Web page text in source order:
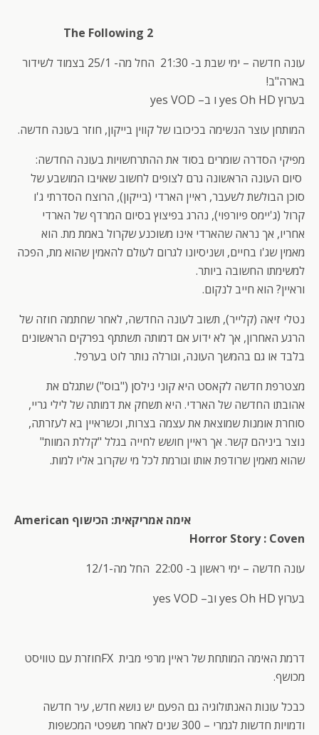
The Following 2
עונה חדשה – ימי שבת ב- 21:30 החל מה- 25/1 בצמוד לשידור
בארה"ב!
בערוץ yes Oh HD ו ב– yes VOD
המותחן עוצר הנשימה בכיכובו של קווין בייקון, חוזר בעונה חדשה.
מפיקי הסדרה שומרים בסוד את ההתרחשויות בעונה החדשה:
סיום העונה הראשונה גרם לצופים לחשוב שאויבו המושבע של
סוכן הבולשת לשעבר, ראיין הארדי (בייקון), הרוצח הסדרתי ג'ו
קרול (ג'יימס פיורפוי), נהרג בפיצוץ בסיום המרדף של הארדי
אחריו, אך נראה שהארדי אינו משוכנע שקרול באמת מת. הוא
מאמין שג'ו בחיים, ושניסיונו לגרום לעולם להאמין שהוא מת, הפכה
למשימתו החשובה ביותר.
וראיין? הוא חייב לנקום.
נטלי זיאה (קלייר), תשוב לעונה החדשה, לאחר שחתמה חוזה של
הרגע האחרון, אך לא ידוע אם דמותה תשתתף בפרקים הראשונים
בלבד או גם בהמשך העונה, וגורלה נותר לוט בערפל.
מצטרפת חדשה לקאסט היא קוני נילסן ("בוס") שתגלם את
אהובתו החדשה של הארדי. היא תשחק את דמותה של לילי גריי,
סוחרת אומנות שמוצאת את עצמה בצרות, וכשראיין בא לעזרתה,
נוצר ביניהם קשר. אך ראיין חושש לחייה בגלל "קללת המוות"
שהוא מאמין שרודפת אותו וגורמת לכל מי שקרוב אליו למות.
אימה אמריקאית: הכישוף American
Horror Story : Coven
עונה חדשה – ימי ראשון ב- 22:00 החל מה-12/1
בערוץ yes Oh HD וב– yes VOD
דרמת האימה המותחת של ראיין מרפי מבית FXחוזרת עם טוויסט
מכושף.
כבכל עונות האנתולוגיה גם הפעם יש נושא חדש, עיר חדשה
ודמויות חדשות לגמרי – 300 שנים לאחר משפטי המכשפות